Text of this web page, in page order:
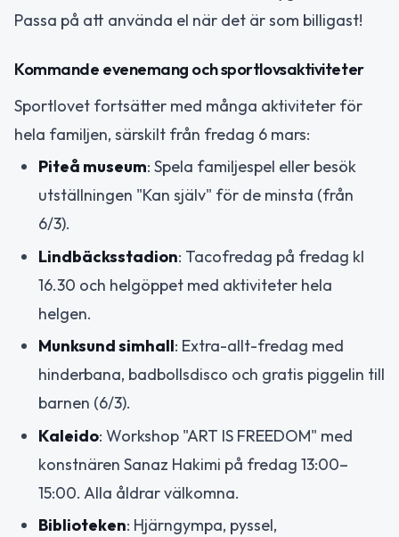
Passa på att använda el när det är som billigast!
Kommande evenemang och sportlovsaktiviteter
Sportlovet fortsätter med många aktiviteter för
hela familjen, särskilt från fredag 6 mars:
Piteå museum: Spela familjespel eller besök
utställningen "Kan själv" för de minsta (från
6/3).
Lindbäcksstadion: Tacofredag på fredag kl
16.30 och helgöppet med aktiviteter hela
helgen.
Munksund simhall: Extra-allt-fredag med
hinderbana, badbollsdisco och gratis piggelin till
barnen (6/3).
Kaleido: Workshop "ART IS FREEDOM" med
konstnären Sanaz Hakimi på fredag 13:00–
15:00. Alla åldrar välkomna.
Biblioteken: Hjärngympa, pyssel,